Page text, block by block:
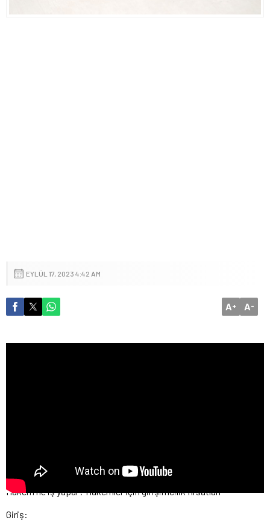
EYLÜL 17, 2023 4:42 AM
A+ A-
Hakem ne iş yapar? Hakemler için girişimcilik fırsatları
Giriş: